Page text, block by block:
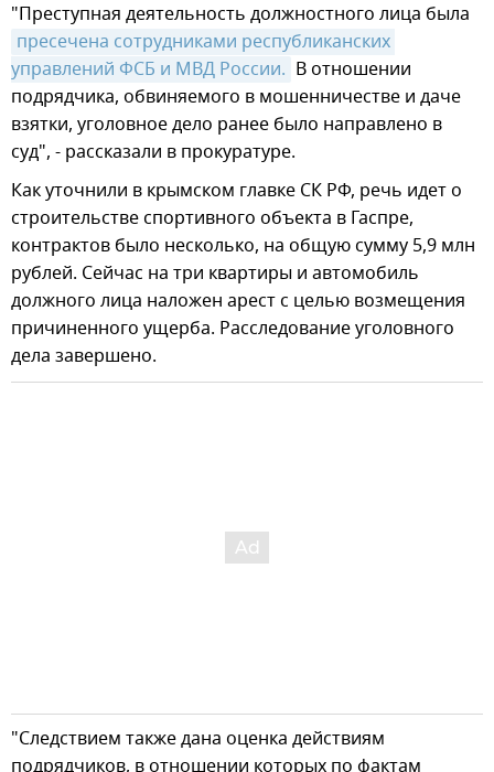
"Преступная деятельность должностного лица была
пресечена сотрудниками республиканских
управлений ФСБ и МВД России. В отношении
подрядчика, обвиняемого в мошенничестве и даче
взятки, уголовное дело ранее было направлено в
суд", - рассказали в прокуратуре.
Как уточнили в крымском главке СК РФ, речь идет о
строительстве спортивного объекта в Гаспре,
контрактов было несколько, на общую сумму 5,9 млн
рублей. Сейчас на три квартиры и автомобиль
должного лица наложен арест с целью возмещения
причиненного ущерба. Расследование уголовного
дела завершено.
"Следствием также дана оценка действиям